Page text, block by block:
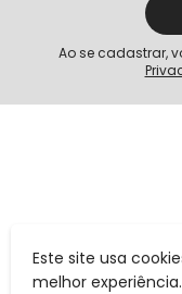
Ao se cadastrar,
INSTITUCIONAL
Este site usa
melhor experiência.